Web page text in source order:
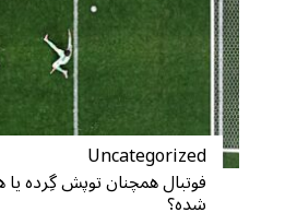
Uncategorized
فوتبال همچنان توپش گِرده
شده؟